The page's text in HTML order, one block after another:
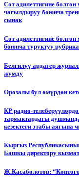
Сот адилеттигине
чагылдыруу боюнча
сынак
Сот адилеттигине
боюнча туруктуу
Белгилүү ардагер
жумду
Орозалы бул өмүрдөн
КР радио-
тармактардагы
кезектеги этабы аягына
Кыргыз
Башкы директору
Ж.Касаболотов: